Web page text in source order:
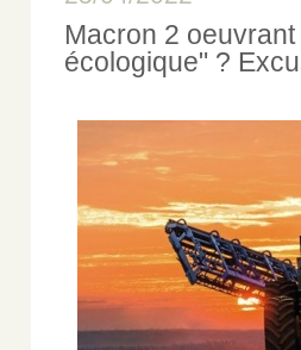
Macron 2
écologique" ?